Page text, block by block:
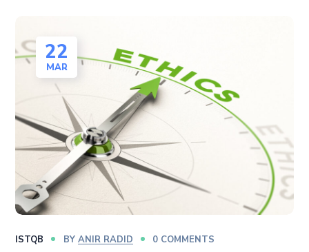
22
MAR
ISTQB BY ANIR RADID 0 COMMENTS